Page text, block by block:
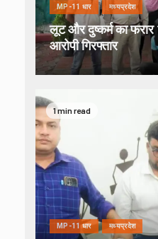
MP-11 धार मध्यप्रदेश
लूट और दुष्कर्म का फरार
आरोपी गिरफ्तार
1 min read
MP-11 धार मध्यप्रदेश